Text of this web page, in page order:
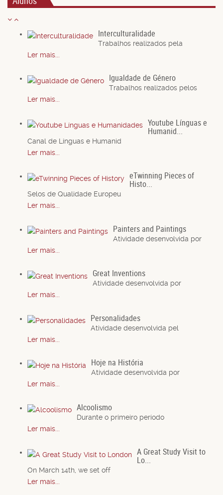
Interculturalidade
Trabalhos realizados pela
Ler mais...
Igualdade de Género
Trabalhos realizados pelos
Ler mais...
Youtube Línguas e
Humanid...
Canal de Línguas e Humanid
Ler mais...
eTwinning Pieces of
Histo...
Selos de Qualidade Europeu
Ler mais...
Painters and Paintings
Atividade desenvolvida por
Ler mais...
Great Inventions
Atividade desenvolvida por
Ler mais...
Personalidades
Atividade desenvolvida pel
Ler mais...
Hoje na História
Atividade desenvolvida por
Ler mais...
Alcoolismo
Durante o primeiro período
Ler mais...
A Great Study Visit to
Lo...
On March 14th, we set off
Ler mais...